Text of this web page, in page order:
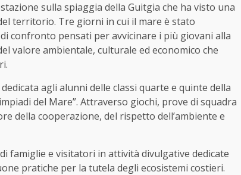
sulla spiaggia della Guitgia che ha visto una
territorio. Tre giorni in cui il mare è stato
confronto pensati per avvicinare i più giovani alla
valore ambientale, culturale ed economico che
agli alunni delle classi quarte e quinte della
del Mare”. Attraverso giochi, prove di squadra
della cooperazione, del rispetto dell’ambiente e
famiglie e visitatori in attività divulgative dedicate
pratiche per la tutela degli ecosistemi costieri.